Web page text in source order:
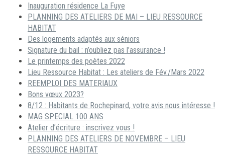
Inauguration résidence La Fuye
PLANNING DES ATELIERS DE MAI – LIEU RESSOURCE
HABITAT
Des logements adaptés aux séniors
Signature du bail : n’oubliez pas l’assurance !
Le printemps des poètes 2022
Lieu Ressource Habitat : Les ateliers de Fév./Mars 2022
REEMPLOI DES MATERIAUX
Bons vœux 2023?
8/12 : Habitants de Rochepinard, votre avis nous intéresse !
MAG SPECIAL 100 ANS
Atelier d’écriture : inscrivez vous !
PLANNING DES ATELIERS DE NOVEMBRE – LIEU
RESSOURCE HABITAT